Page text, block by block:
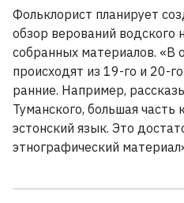
Фольклорист планирует
обзор верований водского
собранных материалов. «В
происходят из 19-го и 20-
ранние. Например,
Туманского, большая
эстонский язык. Это
этнографический